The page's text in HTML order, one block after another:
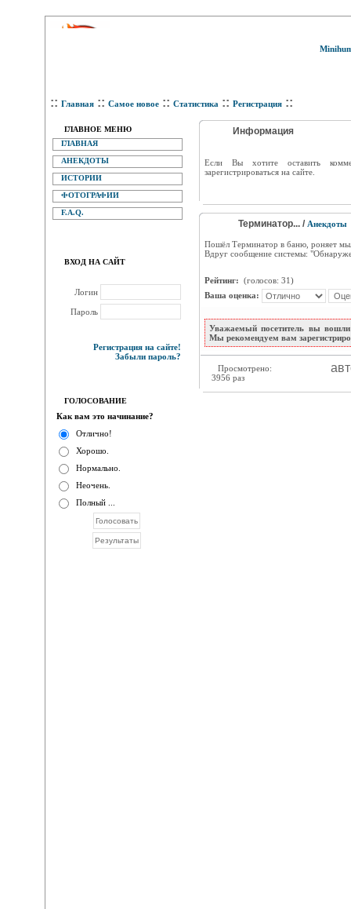
:: Главная :: Самое новое :: Статистика :: Регистрация ::
ГЛАВНОЕ МЕНЮ
ГЛАВНАЯ
АНЕКДОТЫ
ИСТОРИИ
ФОТОГРАФИИ
F.A.Q.
ВХОД НА САЙТ
Логин
Пароль
Регистрация на сайте!
Забыли пароль?
ГОЛОСОВАНИЕ
Как вам это начинание?
Отлично!
Хорошо.
Нормально.
Неочень.
Полный ...
Информация
Eсли Вы хотите оставить
зарегистрироваться на сайте.
Терминатор... / Анекдоты
Пошёл Терминатор в баню, роняет
Вдруг сообщение системы:
Рейтинг: (голосов: 31)
Ваша оценка:
Уважаемый посетитель вы вошли
Мы рекомендуем вам
Просмотрено:
3956 раз